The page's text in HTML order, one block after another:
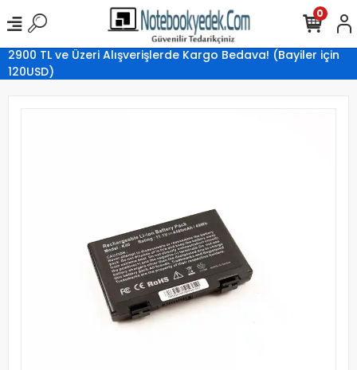
2900 TL ve Üzeri Alışverişlerde Kargo Bedava! (Bayiler için
120USD)
0